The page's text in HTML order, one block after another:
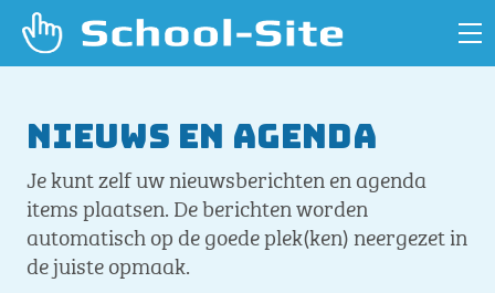
Nieuws en agenda
Je kunt zelf uw nieuwsberichten en agenda
items plaatsen. De berichten worden
automatisch op de goede plek(ken) neergezet in
de juiste opmaak.